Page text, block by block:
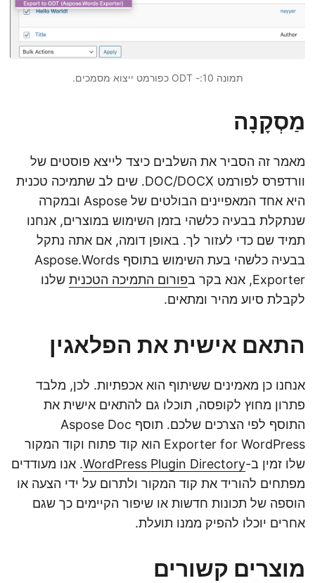
תמונה 10:- ODT כפורמט ייצוא מסמכים.
מַסְקָנָה
מאמר זה הסביר את השלבים כיצד לייצא פוסטים של
וורדפרס לפורמט DOC/DOCX. שים לב שתמיכה טכנית
היא אחד המאפיינים הבולטים של Aspose ובמקרה
שנתקלת בבעיה כלשהי בזמן השימוש במוצרים, אנחנו
תמיד שם כדי לעזור לך. באופן דומה, אם אתה נתקל
בבעיה כלשהי בעת השימוש בתוסף Aspose.Words
Exporter, אנא בקר ב
פורום התמיכה הטכניתשלנו
לקבלת סיוע מהיר ומתאים.
התאם אישית את הפלאגין
אנחנו כן מאמינים ששיתוף הוא אכפתיות. לכן, מלבד
פתרון מחוץ לקופסה, תוכלו גם להתאים אישית את
התוסף לפי הצרכים שלכם. תוסף Aspose Doc
Exporter for WordPress הוא קוד פתוח וקוד המקור
שלו זמין ב-WordPress Plugin Directory. אנו מעודדים
מפתחים להוריד את קוד המקור ולתרום על ידי הצעה או
הוספה של תכונות חדשות או שיפור הקיימים כך שגם
אחרים יוכלו להפיק ממנו תועלת.
מוצרים קשורים